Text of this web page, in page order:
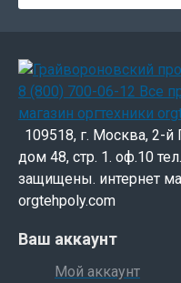
109518, г. Москва, 2-й
дом 48, стр. 1. оф.10
защищены. интернет
orgtehpoly.com
Ваш аккаунт
Мой аккаунт